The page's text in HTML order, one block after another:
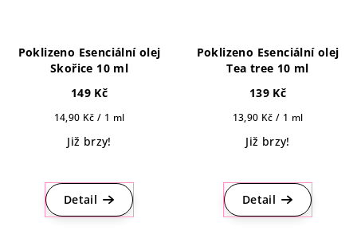
Poklizeno Esenciální olej
Skořice 10 ml
149 Kč
Měrná
14,90 Kč / 1 ml
Již brzy!
Detail
Poklizeno Esenciální olej
Tea tree 10 ml
139 Kč
Měrná
13,90 Kč / 1 ml
Již brzy!
Detail